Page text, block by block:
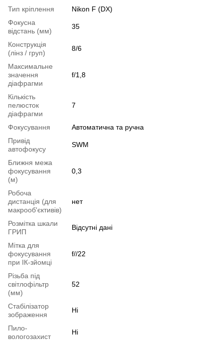
Тип кріплення
Nikon F (DX)
Фокусна
відстань (мм)
35
Конструкція
(лінз / груп)
8/6
Максимальне
значення
діафрагми
f/1,8
Кількість
пелюсток
діафрагми
7
Фокусування
Автоматична та ручна
Привід
автофокусу
SWM
Ближня межа
фокусування
(м)
0,3
Робоча
дистанція (для
макрооб'єктивів)
нет
Розмітка шкали
ГРИП
Відсутні дані
Мітка для
фокусування
при ІК-зйомці
f//22
Різьба під
світлофільтр
(мм)
52
Стабілізатор
зображення
Ні
Пило-
вологозахист
Ні